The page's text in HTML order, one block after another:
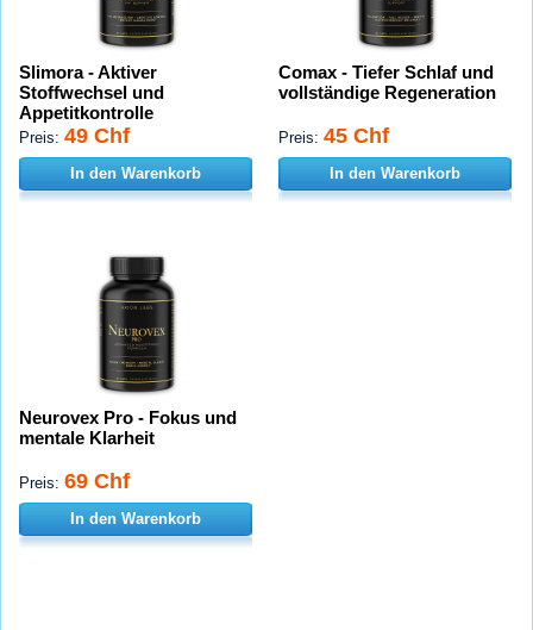
Slimora - Aktiver
Stoffwechsel und
Appetitkontrolle
Preis: 49 Chf
In den Warenkorb
Comax - Tiefer Schlaf und
vollständige Regeneration
Preis: 45 Chf
In den Warenkorb
Neurovex Pro - Fokus und
mentale Klarheit
Preis: 69 Chf
In den Warenkorb